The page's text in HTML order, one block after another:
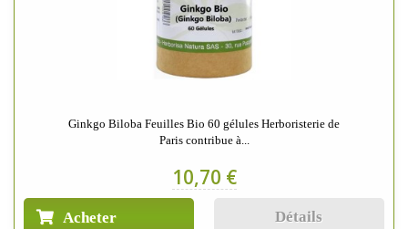
Ginkgo Biloba Feuilles Bio 60 gélules Herboristerie de
Paris contribue à...
10,70 €
Acheter Détails